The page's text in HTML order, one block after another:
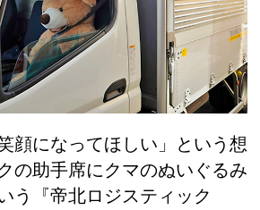
顔になってほしい」という想
の助手席にクマのぬいぐるみ
う『帝北ロジスティック